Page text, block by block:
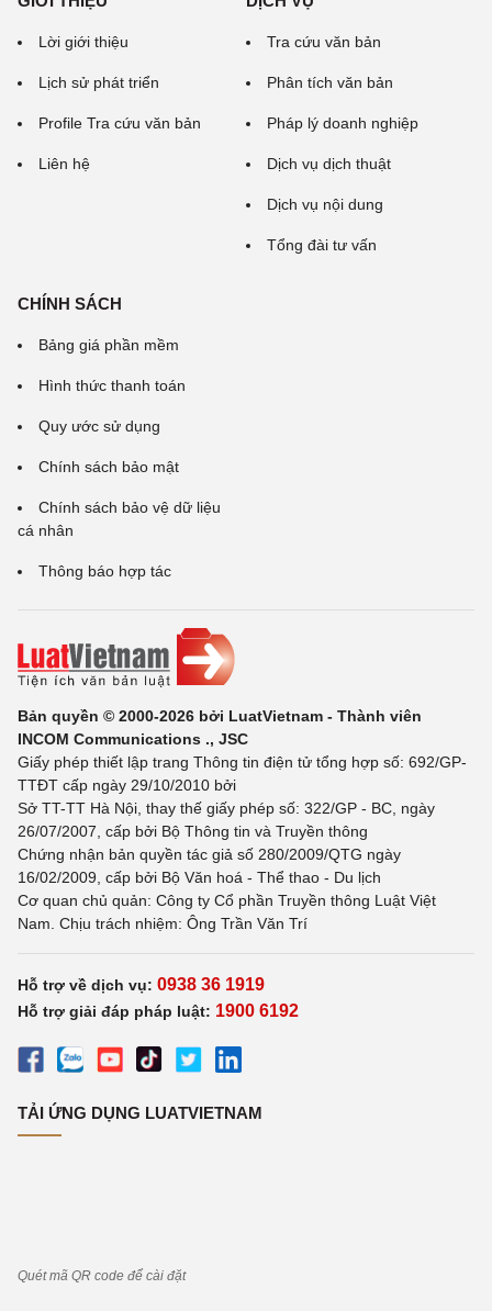
Lời giới thiệu
Lịch sử phát triển
Profile Tra cứu văn bản
Liên hệ
Tra cứu văn bản
Phân tích văn bản
Pháp lý doanh nghiệp
Dịch vụ dịch thuật
Dịch vụ nội dung
Tổng đài tư vấn
CHÍNH SÁCH
Bảng giá phần mềm
Hình thức thanh toán
Quy ước sử dụng
Chính sách bảo mật
Chính sách bảo vệ dữ liệu
cá nhân
Thông báo hợp tác
Bản quyền © 2000-2026 bởi LuatVietnam - Thành viên
INCOM Communications ., JSC
Giấy phép thiết lập trang Thông tin điện tử tổng hợp số: 692/GP-
TTĐT cấp ngày 29/10/2010 bởi
Sở TT-TT Hà Nội, thay thế giấy phép số: 322/GP - BC, ngày
26/07/2007, cấp bởi Bộ Thông tin và Truyền thông
Chứng nhận bản quyền tác giả số 280/2009/QTG ngày
16/02/2009, cấp bởi Bộ Văn hoá - Thể thao - Du lịch
Cơ quan chủ quản: Công ty Cổ phần Truyền thông Luật Việt
Nam. Chịu trách nhiệm: Ông Trần Văn Trí
Hỗ trợ về dịch vụ: 0938 36 1919
Hỗ trợ giải đáp pháp luật: 1900 6192
TẢI ỨNG DỤNG LUATVIETNAM
Quét mã QR code để cài đặt